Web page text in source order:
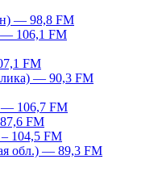
— 98,8 FM
— 106,1 FM
FM
— 90,3 FM
— 106,7 FM
FM
104,5 FM
обл.) — 89,3 FM